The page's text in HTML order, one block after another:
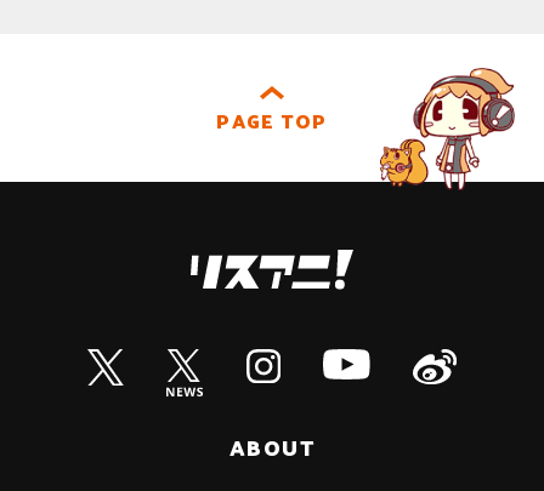
PAGE TOP
ABOUT